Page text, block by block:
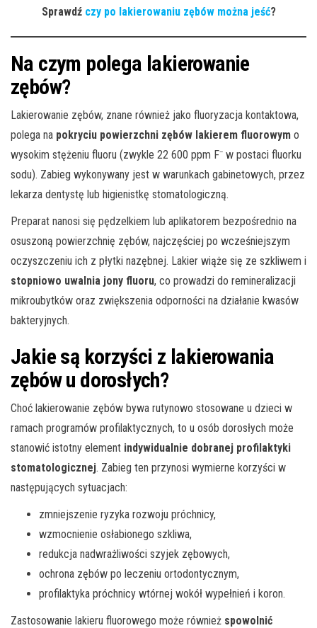
Sprawdź czy po lakierowaniu zębów można jeść?
Na czym polega lakierowanie
zębów?
Lakierowanie zębów, znane również jako fluoryzacja kontaktowa,
polega na pokryciu powierzchni zębów lakierem fluorowym o
wysokim stężeniu fluoru (zwykle 22 600 ppm F⁻ w postaci fluorku
sodu). Zabieg wykonywany jest w warunkach gabinetowych, przez
lekarza dentystę lub higienistkę stomatologiczną.
Preparat nanosi się pędzelkiem lub aplikatorem bezpośrednio na
osuszoną powierzchnię zębów, najczęściej po wcześniejszym
oczyszczeniu ich z płytki nazębnej. Lakier wiąże się ze szkliwem i
stopniowo uwalnia jony fluoru, co prowadzi do remineralizacji
mikroubytków oraz zwiększenia odporności na działanie kwasów
bakteryjnych.
Jakie są korzyści z lakierowania
zębów u dorosłych?
Choć lakierowanie zębów bywa rutynowo stosowane u dzieci w
ramach programów profilaktycznych, to u osób dorosłych może
stanowić istotny element indywidualnie dobranej profilaktyki
stomatologicznej. Zabieg ten przynosi wymierne korzyści w
następujących sytuacjach:
zmniejszenie ryzyka rozwoju próchnicy,
wzmocnienie osłabionego szkliwa,
redukcja nadwrażliwości szyjek zębowych,
ochrona zębów po leczeniu ortodontycznym,
profilaktyka próchnicy wtórnej wokół wypełnień i koron.
Zastosowanie lakieru fluorowego może również spowolnić